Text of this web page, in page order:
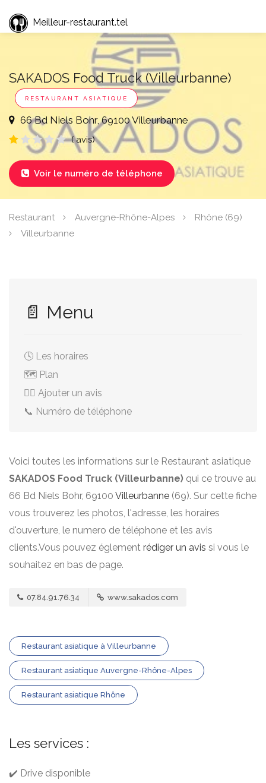
Meilleur-restaurant.tel
SAKADOS Food Truck (Villeurbanne)
RESTAURANT ASIATIQUE
66 Bd Niels Bohr, 69100 Villeurbanne
( avis)
 Voir le numéro de téléphone
Restaurant Auvergne-Rhône-Alpes
Rhône (69)
Villeurbanne
📄 Menu
🕓 Les horaires
🗺️ Plan
✍🏻 Ajouter un avis
📞 Numéro de téléphone
Voici toutes les informations sur le Restaurant asiatique
SAKADOS Food Truck (Villeurbanne) qui ce trouve au
66 Bd Niels Bohr, 69100 Villeurbanne (69). Sur cette fiche
vous trouverez les photos, l'adresse, les horaires
d'ouverture, le numero de téléphone et les avis
clients.Vous pouvez églement rédiger un avis si vous le
souhaitez en bas de page.
07.84.91.76.34 www.sakados.com
Restaurant asiatique à Villeurbanne
Restaurant asiatique Auvergne-Rhône-Alpes
Restaurant asiatique Rhône
Les services :
✔️ Drive disponible